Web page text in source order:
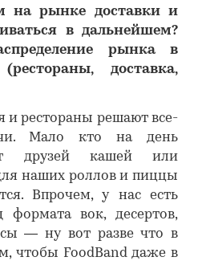
на рынке доставки и
в дальнейшем?
рынка в
доставка,
и рестораны решают все-
Мало кто на день
друзей кашей или
наших роллов и пиццы
Впрочем, у нас есть
вок, десертов,
— ну вот разве что в
чтобы FoodBand даже в